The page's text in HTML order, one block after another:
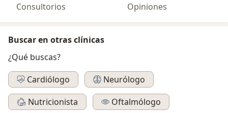
Consultorios Opiniones
Buscar en otras clínicas
¿Qué buscas?
Cardiólogo
Neurólogo
Nutricionista
Oftalmólogo